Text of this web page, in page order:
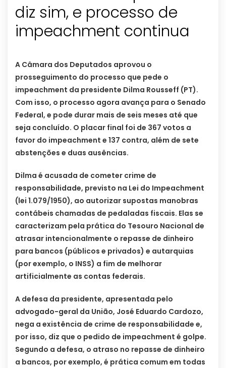
diz sim, e processo de
impeachment continua
A Câmara dos Deputados aprovou o
prosseguimento do processo que pede o
impeachment da presidente Dilma Rousseff (PT).
Com isso, o processo agora avança para o Senado
Federal, e pode durar mais de seis meses até que
seja concluído. O placar final foi de 367 votos a
favor do impeachment e 137 contra, além de sete
abstenções e duas ausências.
Dilma é acusada de cometer crime de
responsabilidade, previsto na Lei do Impeachment
(lei 1.079/1950), ao autorizar supostas manobras
contábeis chamadas de pedaladas fiscais. Elas se
caracterizam pela prática do Tesouro Nacional de
atrasar intencionalmente o repasse de dinheiro
para bancos (públicos e privados) e autarquias
(por exemplo, o INSS) a fim de melhorar
artificialmente as contas federais.
A defesa da presidente, apresentada pelo
advogado-geral da União, José Eduardo Cardozo,
nega a existência de crime de responsabilidade e,
por isso, diz que o pedido de impeachment é golpe.
Segundo a defesa, o atraso no repasse de dinheiro
a bancos, por exemplo, é prática comum em todas